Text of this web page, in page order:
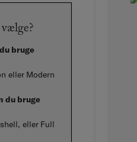
bruge
eller Modern
du bruge
eller Full